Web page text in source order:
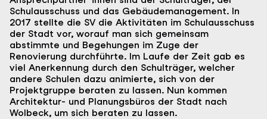
Schulausschuss und das Gebäudemanagement. In
2017 stellte die SV die Aktivitäten im Schulausschuss
der Stadt vor, worauf man sich gemeinsam
abstimmte und Begehungen im Zuge der
Renovierung durchführte. Im Laufe der Zeit gab es
viel Anerkennung durch den Schulträger, welcher
andere Schulen dazu animierte, sich von der
Projektgruppe beraten zu lassen. Nun kommen
Architektur- und Planungsbüros der Stadt nach
Wolbeck, um sich beraten zu lassen.